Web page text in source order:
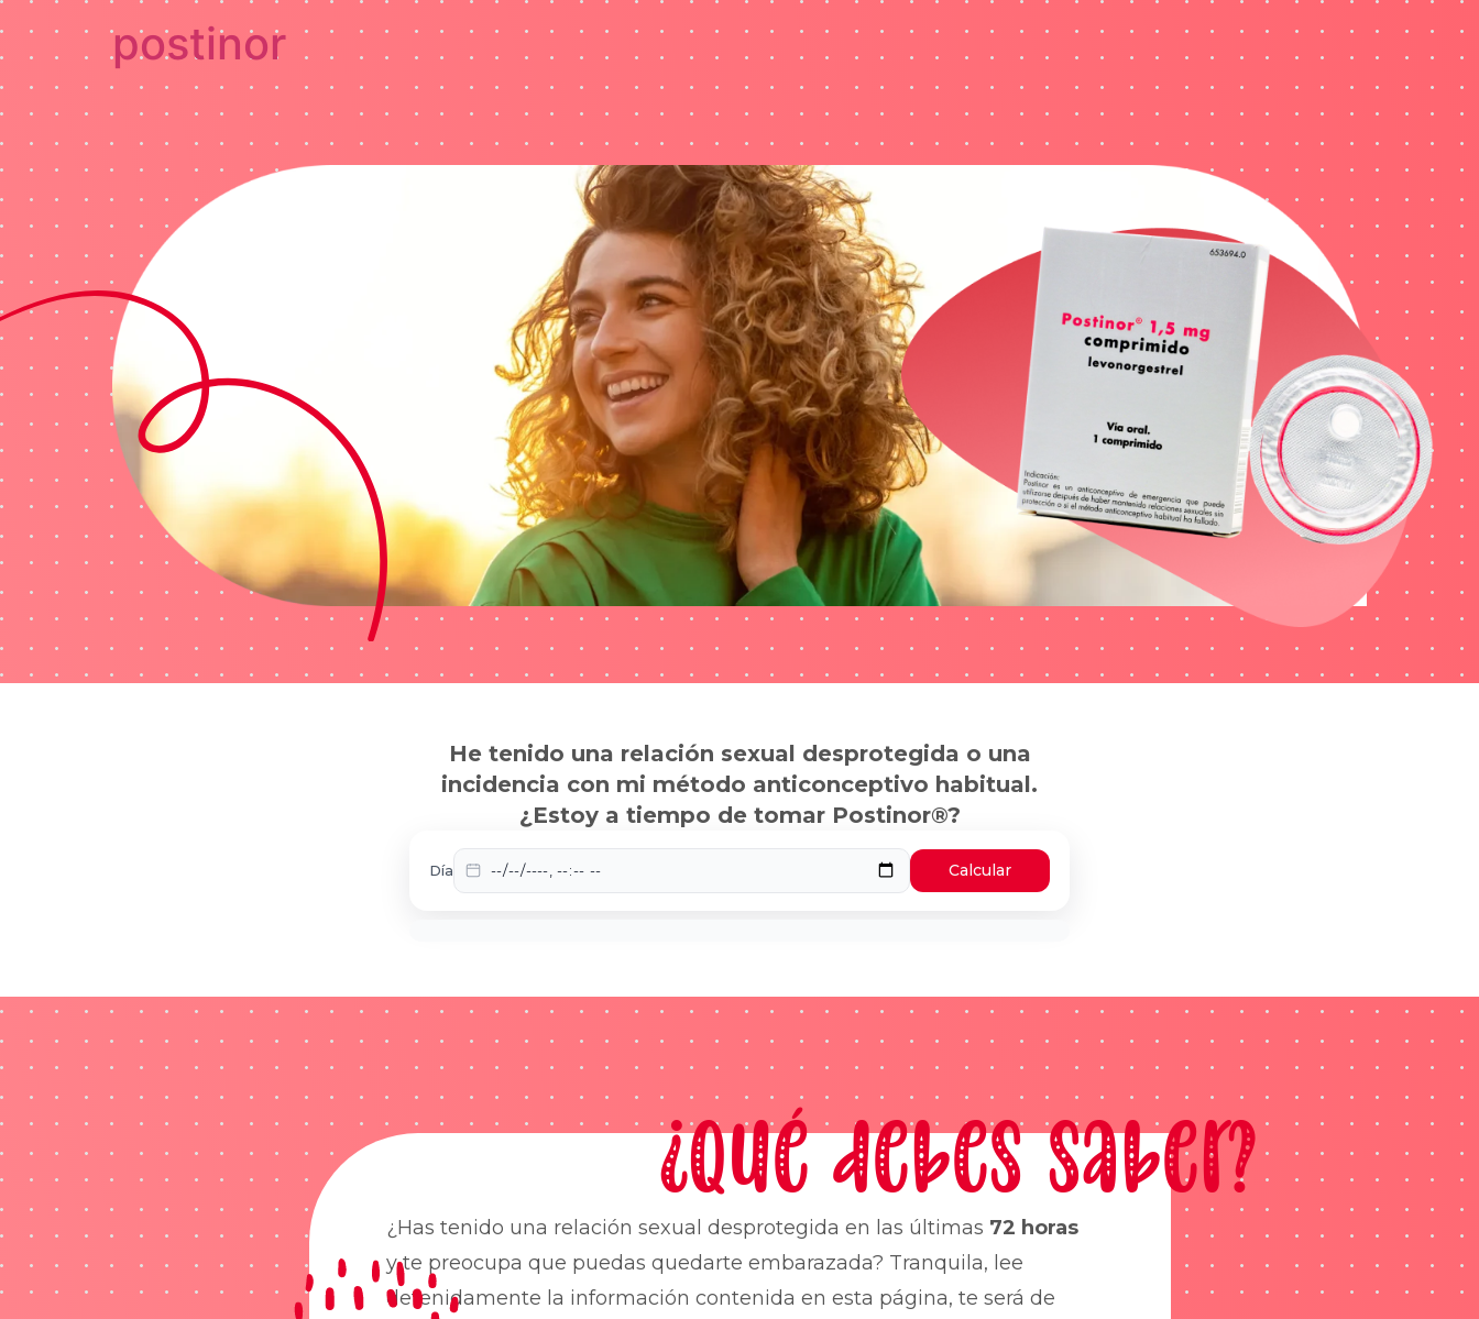
postinor
He tenido una relación sexual desprotegida o una
incidencia con mi método anticonceptivo habitual.
¿Estoy a tiempo de tomar Postinor®?
Día Calcular
¿Qué debes saber?
¿Has tenido una relación sexual desprotegida en las últimas 72 horas
y te preocupa que puedas quedarte embarazada? Tranquila, lee
detenidamente la información contenida en esta página, te será de